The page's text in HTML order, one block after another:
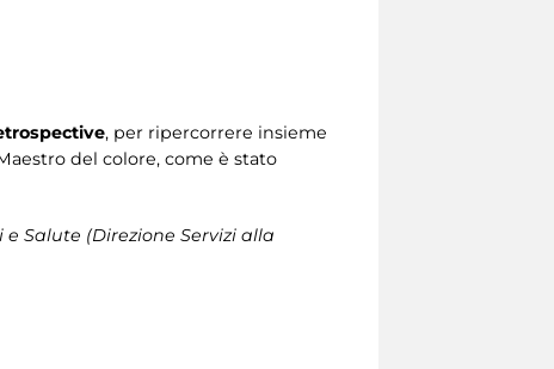
, per ripercorrere insieme
del colore, come è stato
Salute (Direzione Servizi alla